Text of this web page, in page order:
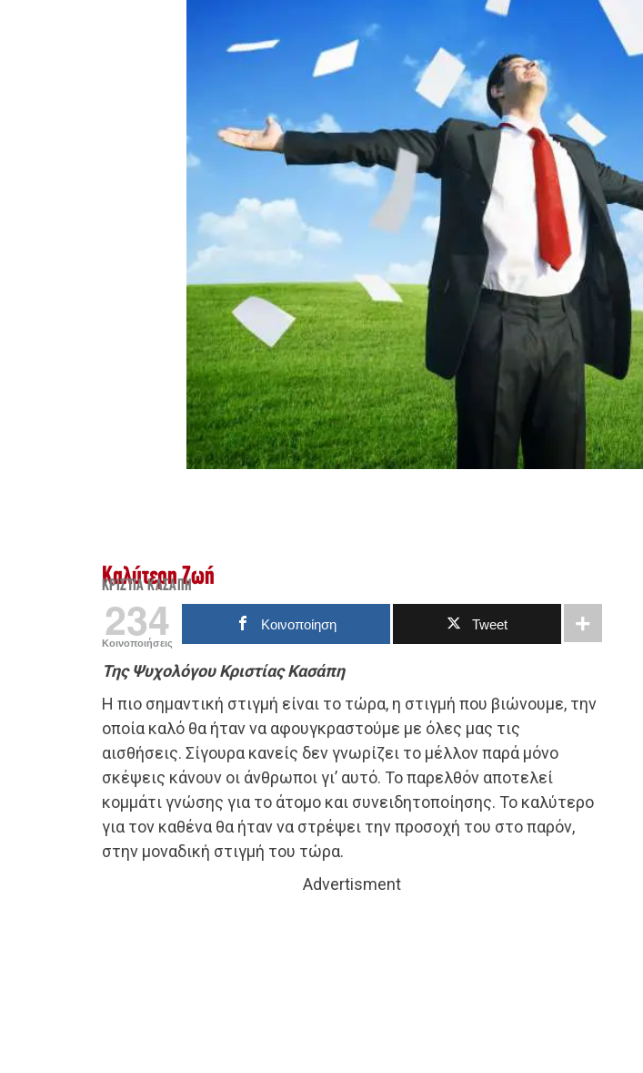
Καλύτερη Ζωή
ΚΡΊΣΤΙΑ ΚΑΣΆΠΗ
234
Κοινοποιήσεις
Κοινοποίηση Tweet
Της Ψυχολόγου Κριστίας Κασάπη
Η πιο σημαντική στιγμή είναι το τώρα, η στιγμή που βιώνουμε, την
οποία καλό θα ήταν να αφουγκραστούμε με όλες μας τις
αισθήσεις. Σίγουρα κανείς δεν γνωρίζει το μέλλον παρά μόνο
σκέψεις κάνουν οι άνθρωποι γι’ αυτό. Το παρελθόν αποτελεί
κομμάτι γνώσης για το άτομο και συνειδητοποίησης. Το καλύτερο
για τον καθένα θα ήταν να στρέψει την προσοχή του στο παρόν,
στην μοναδική στιγμή του τώρα.
Advertisment